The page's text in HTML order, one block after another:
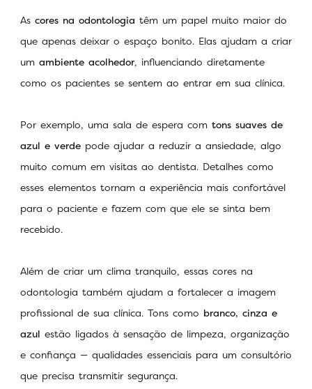
As cores na odontologia têm um papel muito maior do
que apenas deixar o espaço bonito. Elas ajudam a criar
um ambiente acolhedor, influenciando diretamente
como os pacientes se sentem ao entrar em sua clínica.
Por exemplo, uma sala de espera com tons suaves de
azul e verde pode ajudar a reduzir a ansiedade, algo
muito comum em visitas ao dentista. Detalhes como
esses elementos tornam a experiência mais confortável
para o paciente e fazem com que ele se sinta bem
recebido.
Além de criar um clima tranquilo, essas cores na
odontologia também ajudam a fortalecer a imagem
profissional de sua clínica. Tons como branco, cinza e
azul estão ligados à sensação de limpeza, organização
e confiança — qualidades essenciais para um consultório
que precisa transmitir segurança.